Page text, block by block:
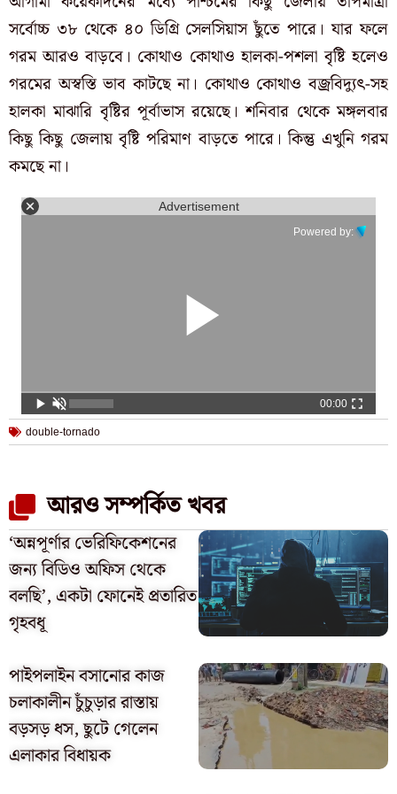
সর্বোচ্চ ৩৮ থেকে ৪০ ডিগ্রি সেলসিয়াস ছুঁতে পারে। যার ফলে
গরম আরও বাড়বে। কোথাও কোথাও হালকা-পশলা বৃষ্টি হলেও
গরমের অস্বস্তি ভাব কাটছে না। কোথাও কোথাও বজ্রবিদ্যুৎ-সহ
হালকা মাঝারি বৃষ্টির পূর্বাভাস রয়েছে। শনিবার থেকে মঙ্গলবার
কিছু কিছু জেলায় বৃষ্টি পরিমাণ বাড়তে পারে। কিন্তু এখুনি গরম
কমছে না।
Advertisement
Powered by:
00:00
double-tornado
আরও সম্পর্কিত খবর
‘অন্নপূর্ণার ভেরিফিকেশনের
জন্য বিডিও অফিস থেকে
বলছি’, একটা ফোনেই প্রতারিত
গৃহবধূ
পাইপলাইন বসানোর কাজ
চলাকালীন চুঁচুড়ার রাস্তায়
বড়সড় ধস, ছুটে গেলেন
এলাকার বিধায়ক